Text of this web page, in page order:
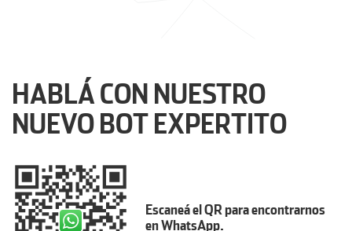
HABLÁ CON NUESTRO
NUEVO BOT EXPERTITO
Escaneá el QR para encontrarnos
en WhatsApp.